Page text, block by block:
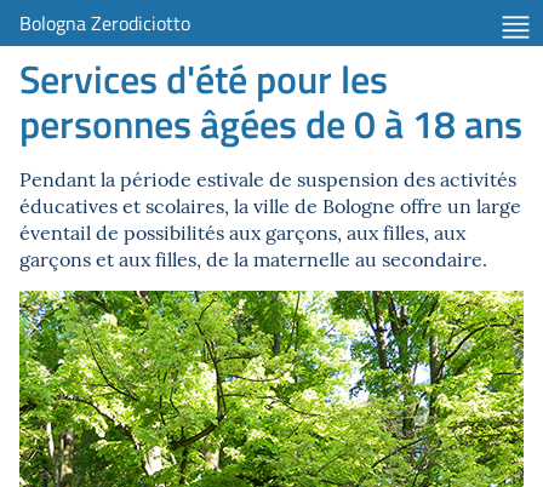
Bologna Zerodiciotto
Services d'été pour les
personnes âgées de 0 à 18 ans
Pendant la période estivale de suspension des activités
éducatives et scolaires, la ville de Bologne offre un large
éventail de possibilités aux garçons, aux filles, aux
garçons et aux filles, de la maternelle au secondaire.